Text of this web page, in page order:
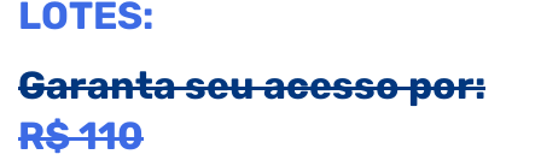
LOTES:
Garanta seu acesso por:
R$ 110